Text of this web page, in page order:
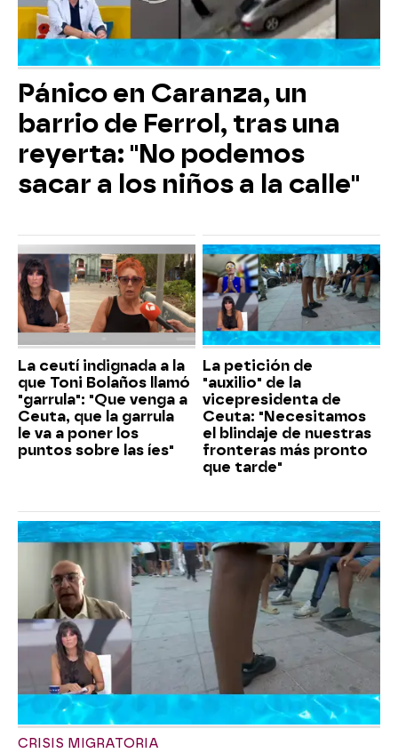
Pánico en Caranza, un
barrio de Ferrol, tras una
reyerta: "No podemos
sacar a los niños a la calle"
La ceutí indignada a la
que Toni Bolaños llamó
"garrula": "Que venga a
Ceuta, que la garrula
le va a poner los
puntos sobre las íes"
La petición de
"auxilio" de la
vicepresidenta de
Ceuta: "Necesitamos
el blindaje de nuestras
fronteras más pronto
que tarde"
CRISIS MIGRATORIA